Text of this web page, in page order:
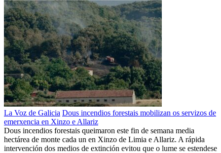
La Voz de Galicia Dous incendios forestais mobilizan os servizos de
emerxencia en Xinzo e Allariz
Dous incendios forestais queimaron este fin de semana media
hectárea de monte cada un en Xinzo de Limia e Allariz. A rápida
intervención dos medios de extinción evitou que o lume se estendese